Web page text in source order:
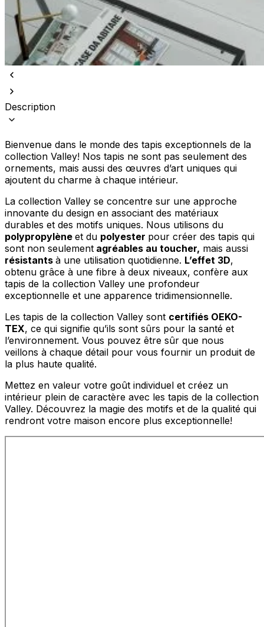
Description
Bienvenue dans le monde des tapis exceptionnels de la
collection Valley! Nos tapis ne sont pas seulement des
ornements, mais aussi des œuvres d’art uniques qui
ajoutent du charme à chaque intérieur.
La collection Valley se concentre sur une approche
innovante du design en associant des matériaux
durables et des motifs uniques. Nous utilisons du
polypropylène et du polyester pour créer des tapis qui
sont non seulement agréables au toucher, mais aussi
résistants à une utilisation quotidienne. L’effet 3D,
obtenu grâce à une fibre à deux niveaux, confère aux
tapis de la collection Valley une profondeur
exceptionnelle et une apparence tridimensionnelle.
Les tapis de la collection Valley sont certifiés OEKO-
TEX, ce qui signifie qu’ils sont sûrs pour la santé et
l’environnement. Vous pouvez être sûr que nous
veillons à chaque détail pour vous fournir un produit de
la plus haute qualité.
Mettez en valeur votre goût individuel et créez un
intérieur plein de caractère avec les tapis de la collection
Valley. Découvrez la magie des motifs et de la qualité qui
rendront votre maison encore plus exceptionnelle!